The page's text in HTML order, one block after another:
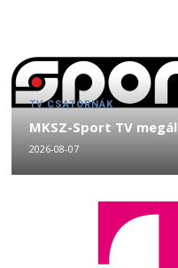
TV CSATORNÁK
MKSZ-Sport TV
2026-08-07